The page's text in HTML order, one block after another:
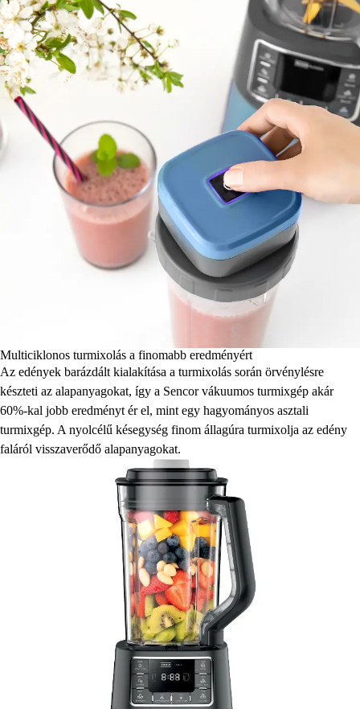
Multiciklonos turmixolás a finomabb eredményért
Az edények barázdált kialakítása a turmixolás során örvénylésre
készteti az alapanyagokat, így a Sencor vákuumos turmixgép akár
60%-kal jobb eredményt ér el, mint egy hagyományos asztali
turmixgép. A nyolcélű késegység finom állagúra turmixolja az edény
faláról visszaverődő alapanyagokat.